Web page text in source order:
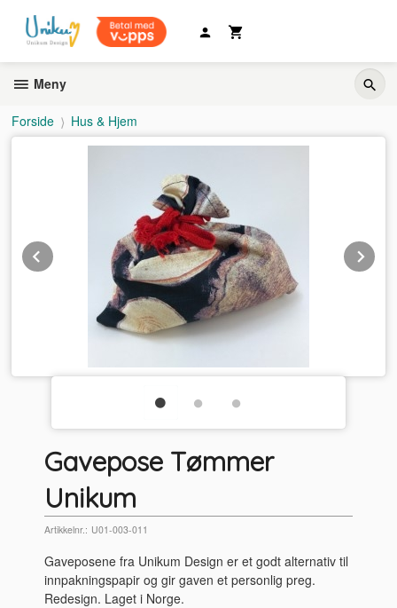
innholdet
Meny
Forside Hus & Hjem
Prev
Gavepose Tømmer
Unikum
Artikkelnr.: U01-003-011
Gaveposene fra Unikum Design er et godt alternativ til
innpakningspapir og gir gaven et personlig preg.
Redesign. Laget i Norge.